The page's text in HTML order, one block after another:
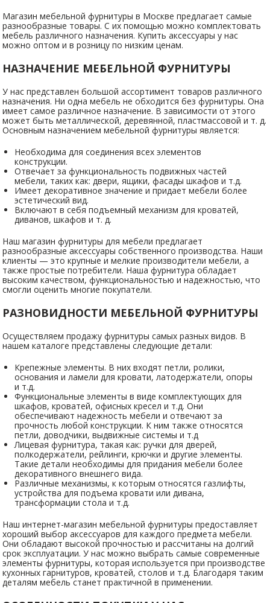
Магазин мебельной фурнитуры в Москве предлагает самые
разнообразные товары. С их помощью можно комплектовать
мебель различного назначения. Купить аксессуары у нас
можно оптом и в розницу по низким ценам.
НАЗНАЧЕНИЕ МЕБЕЛЬНОЙ ФУРНИТУРЫ
У нас представлен большой ассортимент товаров различного
назначения. Ни одна мебель не обходится без фурнитуры. Она
имеет самое различное назначение. В зависимости от этого
может быть металлической, деревянной, пластмассовой и т. д.
Основным назначением мебельной фурнитуры является:
Необходима для соединения всех элементов
конструкции.
Отвечает за функциональность подвижных частей
мебели, таких как: двери, ящики, фасады шкафов и т.д.
Имеет декоративное значение и придает мебели более
эстетический вид.
Включают в себя подъемный механизм для кроватей,
диванов, шкафов и т. д.
Наш магазин фурнитуры для мебели предлагает
разнообразные аксессуары собственного производства. Наши
клиенты — это крупные и мелкие производители мебели, а
также простые потребители. Наша фурнитура обладает
высоким качеством, функциональностью и надежностью, что
смогли оценить многие покупатели.
РАЗНОВИДНОСТИ МЕБЕЛЬНОЙ ФУРНИТУРЫ
Осуществляем продажу фурнитуры самых разных видов. В
нашем каталоге представлены следующие детали:
Крепежные элементы. В них входят петли, ролики,
основания и ламели для кровати, латодержатели, опоры
и т.д.
Функциональные элементы в виде комплектующих для
шкафов, кроватей, офисных кресел и т.д. Они
обеспечивают надежность мебели и отвечают за
прочность любой конструкции. К ним также относятся
петли, доводчики, выдвижные системы и т.д
Лицевая фурнитура, такая как: ручки для дверей,
полкодержатели, рейлинги, крючки и другие элементы.
Такие детали необходимы для придания мебели более
декоративного внешнего вида.
Различные механизмы, к которым относятся газлифты,
устройства для подъема кровати или дивана,
трансформации стола и т.д.
Наш интернет-магазин мебельной фурнитуры предоставляет
хороший выбор аксессуаров для каждого предмета мебели.
Они обладают высокой прочностью и рассчитаны на долгий
срок эксплуатации. У нас можно выбрать самые современные
элементы фурнитуры, которая используется при производстве
кухонных гарнитуров, кроватей, столов и т.д. Благодаря таким
деталям мебель станет практичной в применении.